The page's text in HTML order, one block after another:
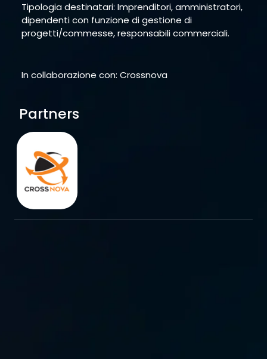
Tipologia destinatari: Imprenditori, amministratori,
dipendenti con funzione di gestione di
progetti/commesse, responsabili commerciali.
In collaborazione con: Crossnova
Partners